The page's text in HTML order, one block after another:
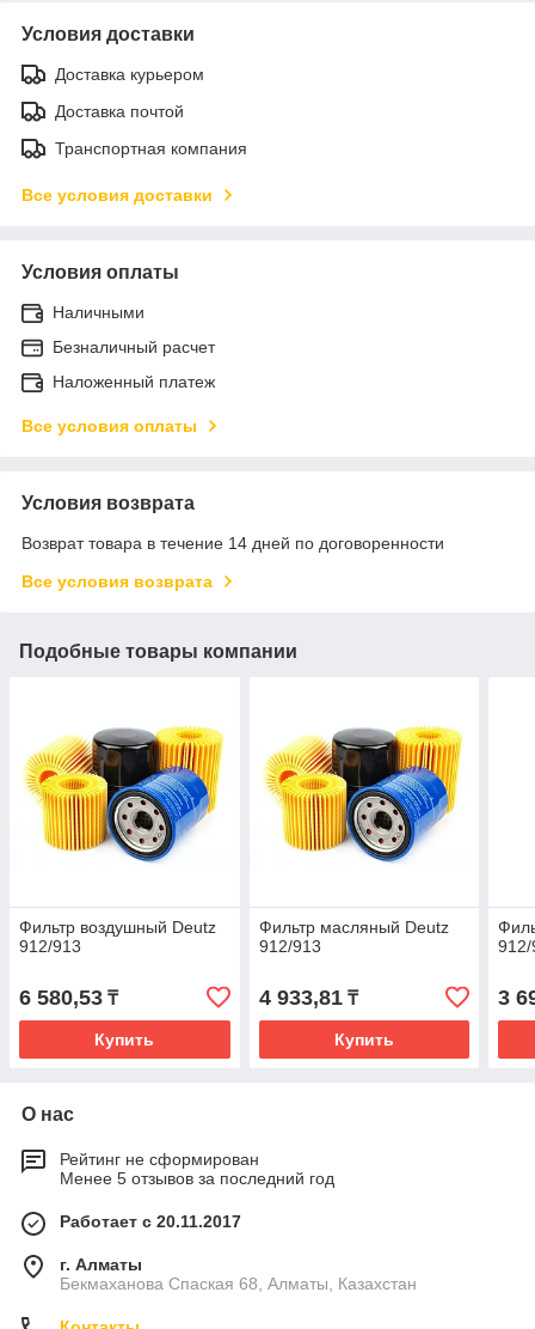
Условия доставки
Доставка курьером
Доставка почтой
Транспортная компания
Все условия доставки
Условия оплаты
Наличными
Безналичный расчет
Наложенный платеж
Все условия оплаты
Условия возврата
Возврат товара в течение 14 дней по договоренности
Все условия возврата
Подобные товары компании
Фильтр воздушный Deutz
912/913
6 580,53 ₸
Купить
Фильтр масляный Deutz
912/913
4 933,81₸
Купить
3
О нас
Рейтинг не сформирован
Менее 5 отзывов за последний год
Работает с 20.11.2017
г. Алматы
Бекмаханова Спаская 68, Алматы, Казахстан